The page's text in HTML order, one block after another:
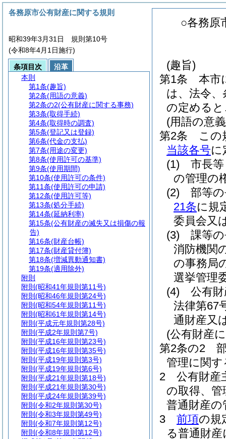
○各務原
(趣旨)
第1条
本市
は、法令
の定める
(用語の意
第2条
この
当該各号に
(1)
市長
の管理の
(2)
部等
21条に規
委員会又
(3)
課等
消防機関
の事務局
選挙管理
(4)
公有
法律第67
通財産又
(公有財産
第2条の2
管理に関
2
公有財産
の取得、
普通財産
3
前項の規
る普通財
各務原市公有財産に関する規則
昭和39年3月31日 規則第10号
(令和8年4月1日施行)
条項目次
沿革
本則
第1条(趣旨)
第2条(用語の意義)
第2条の2(公有財産に関する事務)
第3条(取得手続)
第4条(取得時の調査)
第5条(登記又は登録)
第6条(代金の支払)
第7条(用途の変更)
第8条(使用許可の基準)
第9条(使用期間)
第10条(使用許可の条件)
第11条(使用許可の申請)
第12条(使用許可等)
第13条(処分手続)
第14条(延納利率)
第15条(公有財産の滅失又は損傷の報
告)
第16条(財産台帳)
第17条(財産貸付簿)
第18条(増減異動通知書)
第19条(適用除外)
附則
附則 (昭和41年規則第11号)
附則 (昭和46年規則第24号)
附則 (昭和54年規則第11号)
附則 (昭和61年規則第14号)
附則 (平成元年規則第28号)
附則 (平成2年規則第7号)
附則 (平成16年規則第23号)
附則 (平成16年規則第35号)
附則 (平成19年規則第3号)
附則 (平成19年規則第6号)
附則 (平成21年規則第18号)
附則 (平成21年規則第30号)
附則 (平成24年規則第39号)
附則 (令和2年規則第30号)
附則 (令和3年規則第49号)
附則 (令和7年規則第12号)
附則 (令和8年規則第12号)